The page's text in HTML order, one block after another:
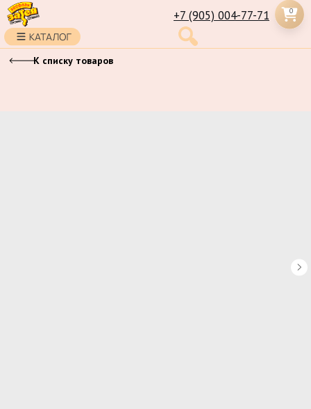
0
+7 (905) 004-77-71
К списку товаров